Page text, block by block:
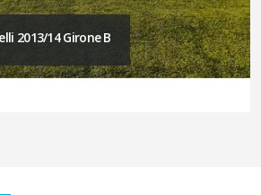
2013/14 Girone B